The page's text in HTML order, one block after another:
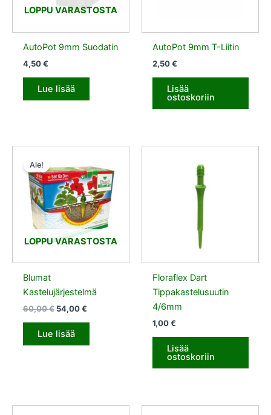
LOPPU VARASTOSTA
AutoPot 9mm Suodatin
4,50€
Lue lisää
AutoPot 9mm T-Liitin
2,50€
Lisää
ostoskoriin
LOPPU VARASTOSTA
Ale!
Blumat
Kastelujärjestelmä
60,00€
oli:
60,00 €.
54,00€
on:
54,00 €.
Lue lisää
Floraflex Dart
Tippakastelusuutin
4/6mm
1,00€
Lisää
ostoskoriin